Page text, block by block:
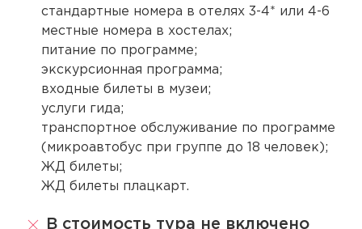
стандартные номера в отелях 3-4* или 4-6
местные номера в хостелах;
питание по программе;
экскурсионная программа;
входные билеты в музеи;
услуги гида;
транспортное обслуживание по программе
(микроавтобус при группе до 18 человек);
ЖД билеты;
ЖД билеты плацкарт.
В стоимость тура не включено